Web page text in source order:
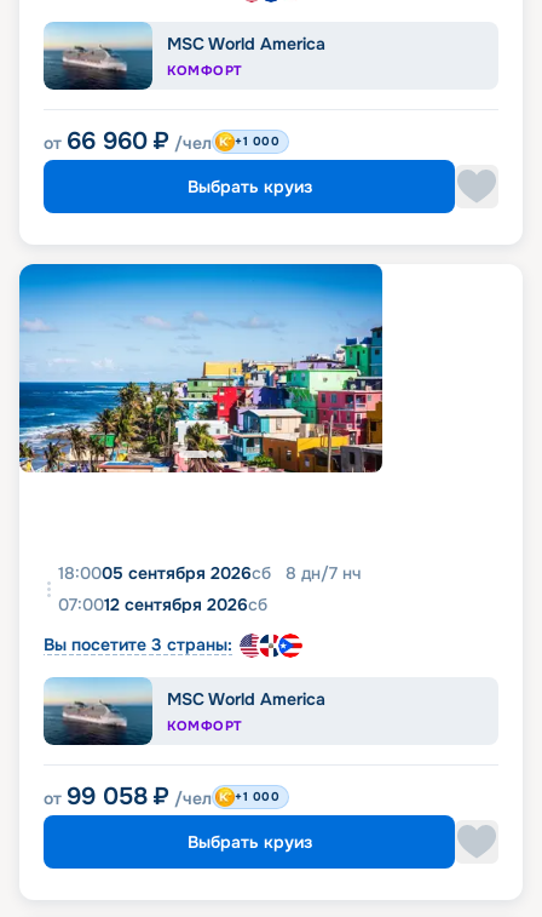
MSC World America
КОМФОРТ
от 66 960 ₽ /чел +1 000
Выбрать круиз
18:0005 сентября 2026сб 8 дн/7 нч
07:0012 сентября 2026сб
Вы посетите 3 страны:
MSC World America
КОМФОРТ
от 99 058 ₽ /чел +1 000
Выбрать круиз